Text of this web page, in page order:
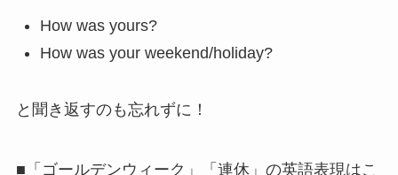
How was yours?
How was your weekend/holiday?
と聞き返すのも忘れずに！
■「ゴールデンウィーク」「連休」の英語表現はこ